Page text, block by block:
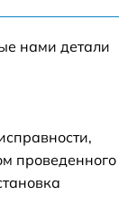
нами детали
проведенного